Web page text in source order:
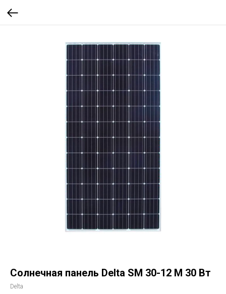
Солнечная панель Delta SM 30-12 M 30 Вт
Delta